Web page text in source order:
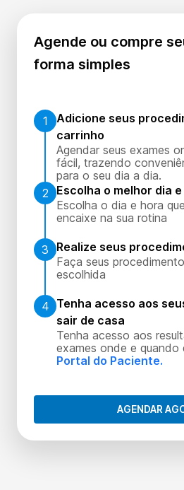
Agende ou compre
forma simples
1
Adicione seus
carrinho
Agendar seus exames
fácil, trazendo
para o seu dia a dia.
2
Escolha o melhor dia
Escolha o dia e hora
encaixe na sua rotina
3
Realize seus
Faça seus
escolhida
4 Tenha acesso aos
sair de casa
Tenha acesso aos
exames onde e quando
Portal do Paciente.
AGENDAR